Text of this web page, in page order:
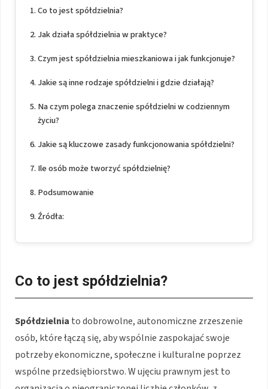
Co to jest spółdzielnia?
Jak działa spółdzielnia w praktyce?
Czym jest spółdzielnia mieszkaniowa i jak funkcjonuje?
Jakie są inne rodzaje spółdzielni i gdzie działają?
Na czym polega znaczenie spółdzielni w codziennym
życiu?
Jakie są kluczowe zasady funkcjonowania spółdzielni?
Ile osób może tworzyć spółdzielnię?
Podsumowanie
Źródła:
Co to jest spółdzielnia?
Spółdzielnia to dobrowolne, autonomiczne zrzeszenie
osób, które łączą się, aby wspólnie zaspokajać swoje
potrzeby ekonomiczne, społeczne i kulturalne poprzez
wspólne przedsiębiorstwo. W ujęciu prawnym jest to